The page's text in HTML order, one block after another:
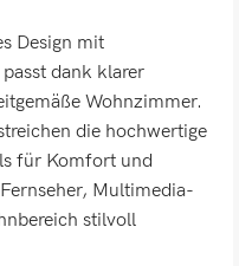
Design mit
dank klarer
Wohnzimmer.
die hochwertige
für Komfort und
Multimedia-
stilvoll